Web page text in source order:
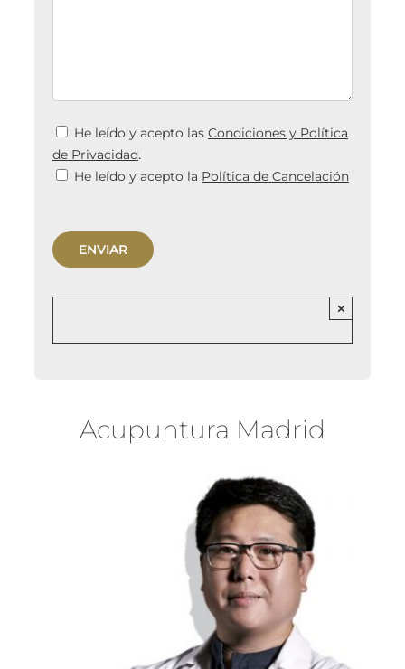
He leído y acepto las Condiciones y Política
de Privacidad.
He leído y acepto la Política de Cancelación
×
Acupuntura Madrid